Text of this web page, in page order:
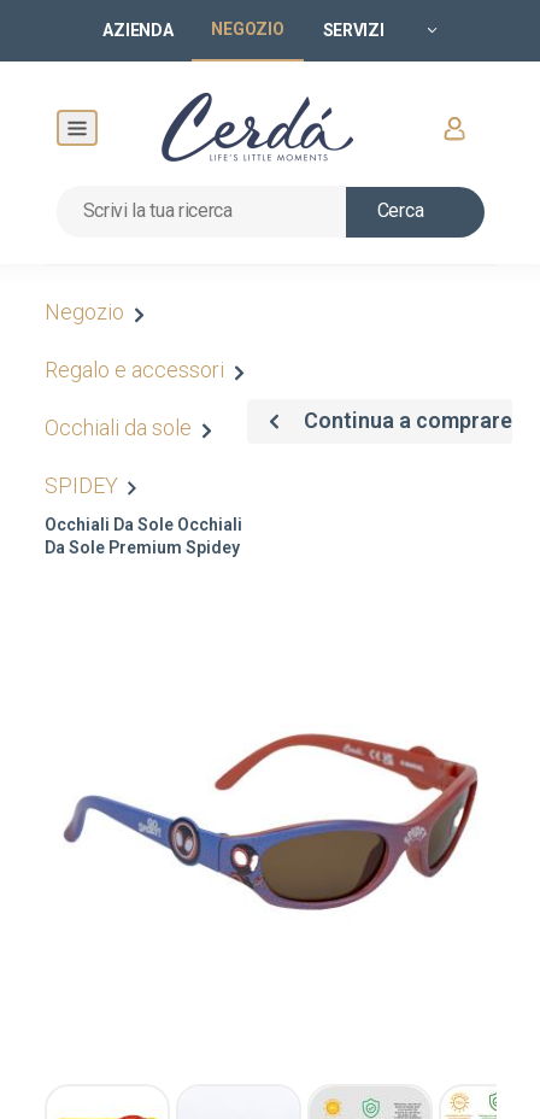
AZIENDA NEGOZIO SERVIZI
Cerca
Negozio
Regalo e accessori
Occhiali da sole
SPIDEY
Occhiali Da Sole Occhiali
Da Sole Premium Spidey
Continua a comprare